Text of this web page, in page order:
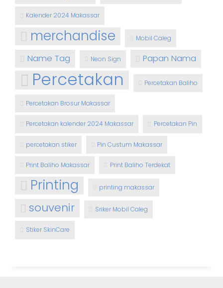
Kalender 2024 Makassar
merchandise Mobil Caleg
Name Tag Neon Sign Papan Nama
Percetakan Percetakan Baliho
Percetakan Brosur Makassar
Percetakan kalender 2024 Makassar Percetakan Pin
percetakan stiker Pin Custum Makassar
Print Baliho Makassar Print Baliho Terdekat
Printing printing makassar
souvenir Sriker Mobil Caleg
Stiker SkinCare